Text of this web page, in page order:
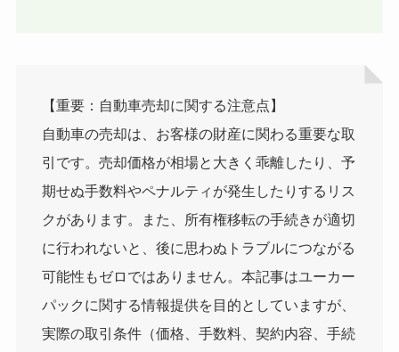
【重要：自動車売却に関する注意点】
自動車の売却は、お客様の財産に関わる重要な取
引です。売却価格が相場と大きく乖離したり、予
期せぬ手数料やペナルティが発生したりするリス
クがあります。また、所有権移転の手続きが適切
に行われないと、後に思わぬトラブルにつながる
可能性もゼロではありません。本記事はユーカー
パックに関する情報提供を目的としていますが、
実際の取引条件（価格、手数料、契約内容、手続